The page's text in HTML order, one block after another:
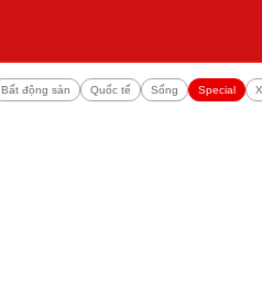
Bất động sản Quốc tế Sống Special